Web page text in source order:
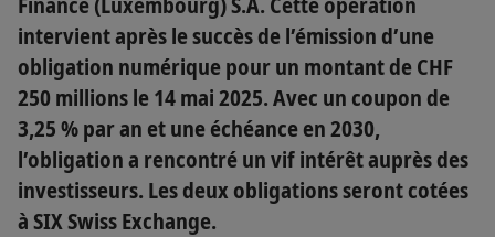
intervient après le succès de l’émission d’une
obligation numérique pour un montant de CHF
250 millions le 14 mai 2025. Avec un coupon de
3,25 % par an et une échéance en 2030,
l’obligation a rencontré un vif intérêt auprès des
investisseurs. Les deux obligations seront cotées
à SIX Swiss Exchange.